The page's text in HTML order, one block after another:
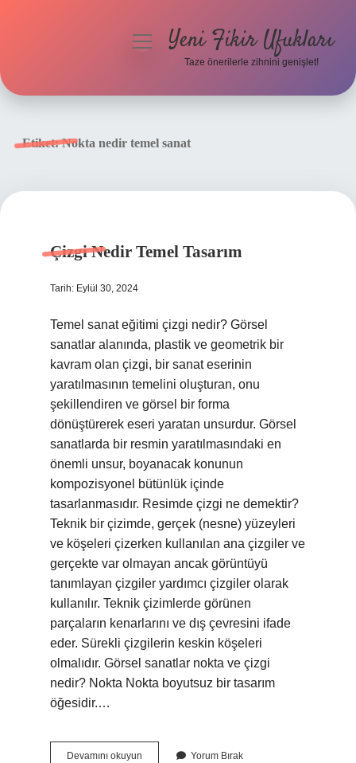
menüyüYeni Fikir Ufukları
Taze önerilerle zihnini genişlet!
Etiket:Nokta nedir temel sanat
Çizgi Nedir Temel Tasarım
Tarih: Eylül 30, 2024
Temel sanat eğitimi çizgi nedir? Görsel
sanatlar alanında, plastik ve geometrik bir
kavram olan çizgi, bir sanat eserinin
yaratılmasının temelini oluşturan, onu
şekillendiren ve görsel bir forma
dönüştürerek eseri yaratan unsurdur. Görsel
sanatlarda bir resmin yaratılmasındaki en
önemli unsur, boyanacak konunun
kompozisyonel bütünlük içinde
tasarlanmasıdır. Resimde çizgi ne demektir?
Teknik bir çizimde, gerçek (nesne) yüzeyleri
ve köşeleri çizerken kullanılan ana çizgiler ve
gerçekte var olmayan ancak görüntüyü
tanımlayan çizgiler yardımcı çizgiler olarak
kullanılır. Teknik çizimlerde görünen
parçaların kenarlarını ve dış çevresini ifade
eder. Sürekli çizgilerin keskin köşeleri
olmalıdır. Görsel sanatlar nokta ve çizgi
nedir? Nokta Nokta boyutsuz bir tasarım
öğesidir.…
Devamını okuyun Yorum Bırak